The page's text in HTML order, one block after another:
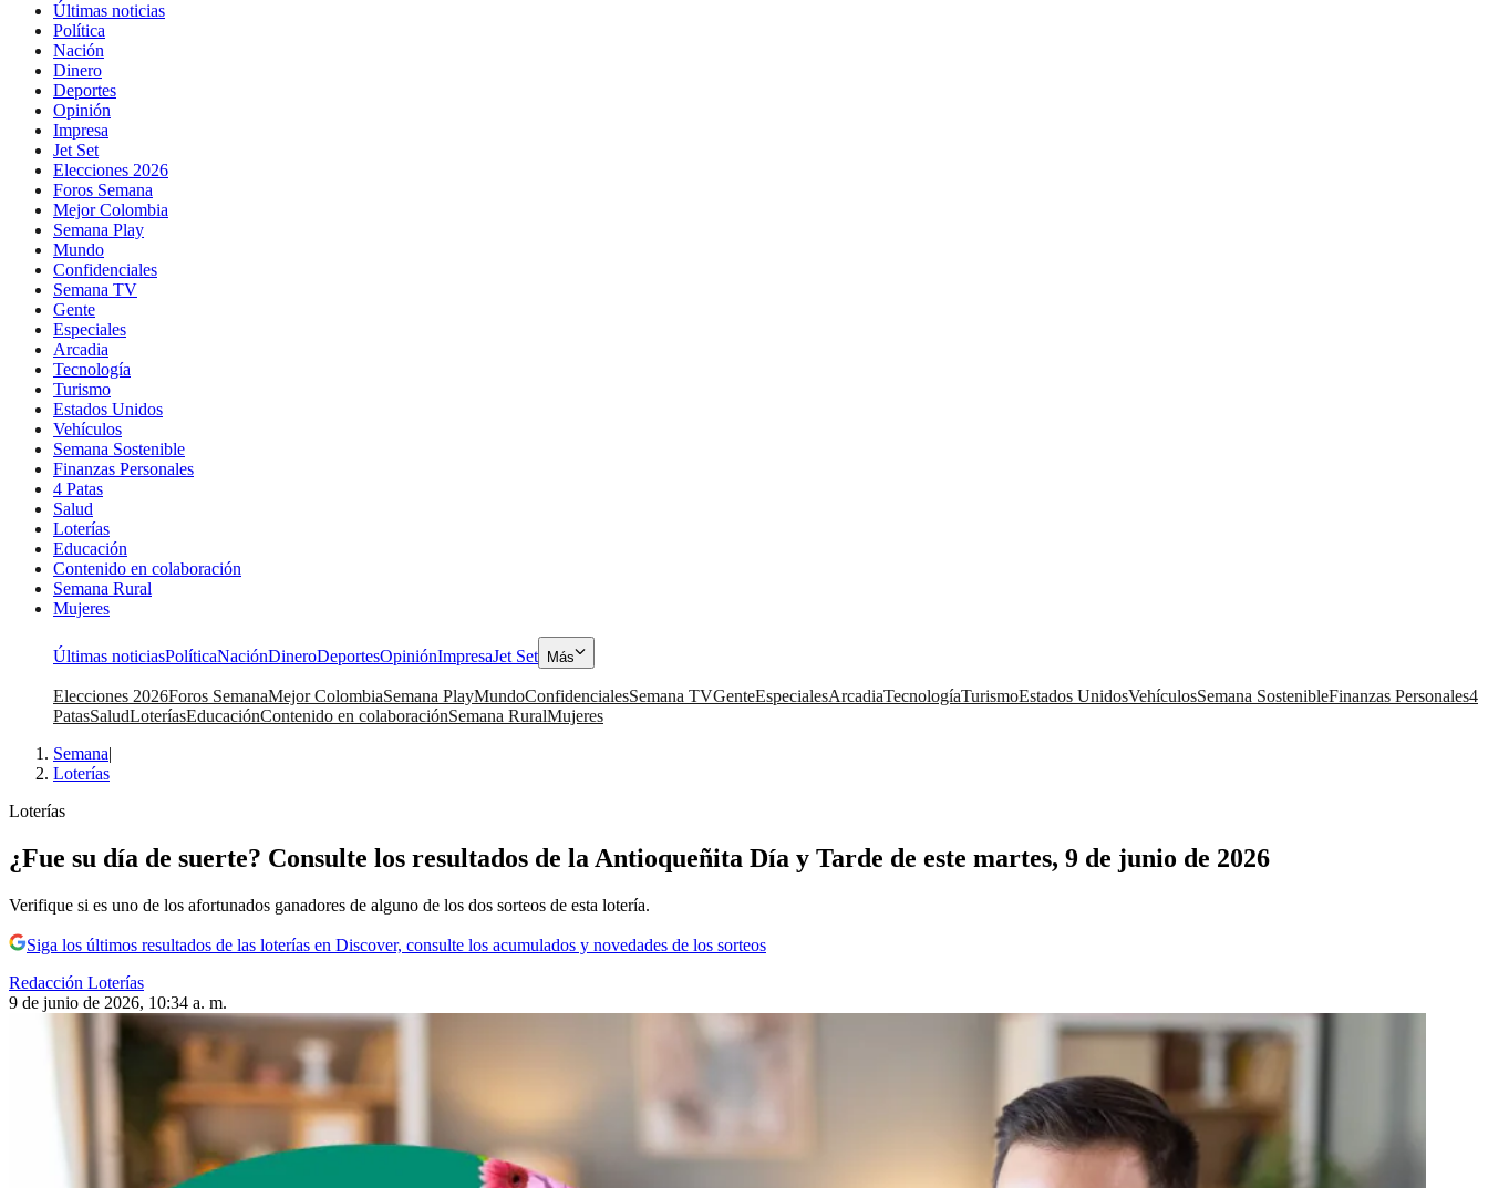
Últimas noticias
Política
Nación
Dinero
Deportes
Opinión
Impresa
Jet Set
Elecciones 2026
Foros Semana
Mejor Colombia
Semana Play
Mundo
Confidenciales
Semana TV
Gente
Especiales
Arcadia
Tecnología
Turismo
Estados Unidos
Vehículos
Semana Sostenible
Finanzas Personales
4 Patas
Salud
Loterías
Educación
Contenido en colaboración
Semana Rural
Mujeres
Últimas noticiasPolíticaNaciónDineroDeportesOpiniónImpresaJet Set Más
Elecciones 2026Foros SemanaMejor ColombiaSemana PlayMundoConfidencialesSemana TVGenteEspecialesArcadiaTecnologíaTurismoEstados UnidosVehículosSemana SostenibleFinanzas Personales4
PatasSaludLoteríasEducaciónContenido en colaboraciónSemana RuralMujeres
Semana|
Loterías
Loterías
¿Fue su día de suerte? Consulte los resultados de la Antioqueñita Día y Tarde de este martes, 9 de junio de 2026
Verifique si es uno de los afortunados ganadores de alguno de los dos sorteos de esta lotería.
Siga los últimos resultados de las loterías en Discover, consulte los acumulados y novedades de los sorteos
Redacción Loterías
9 de junio de 2026, 10:34 a. m.